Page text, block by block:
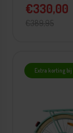
€330,00
€389,95
Extra korting